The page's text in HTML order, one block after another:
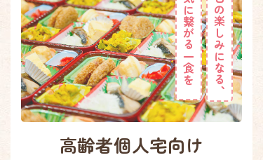
毎日の楽しみになる、
元気に繋がる一食を
高齢者個人宅向け